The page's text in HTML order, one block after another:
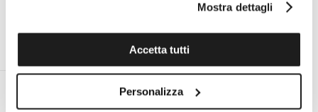
Mostra dettagli
Accetta tutti
Personalizza
RESO ENTRO 14 GIORNI DALLA
SPEDIZIONE GRATUITA IN ITALIA
PER ORDINI SUPERIORI A €99